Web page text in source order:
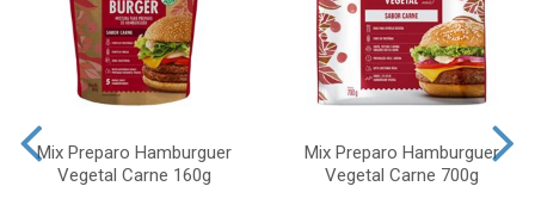
Mix Preparo Hamburguer
Vegetal Carne 160g
Mix Preparo Hamburguer
Vegetal Carne 700g